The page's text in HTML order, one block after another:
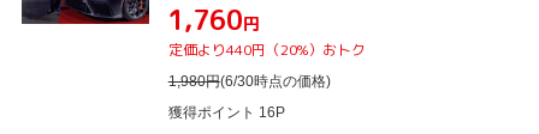
¥1,760円
定価より440円（20%）おトク
1,980円(6/30時点の価格)
獲得ポイント 16P